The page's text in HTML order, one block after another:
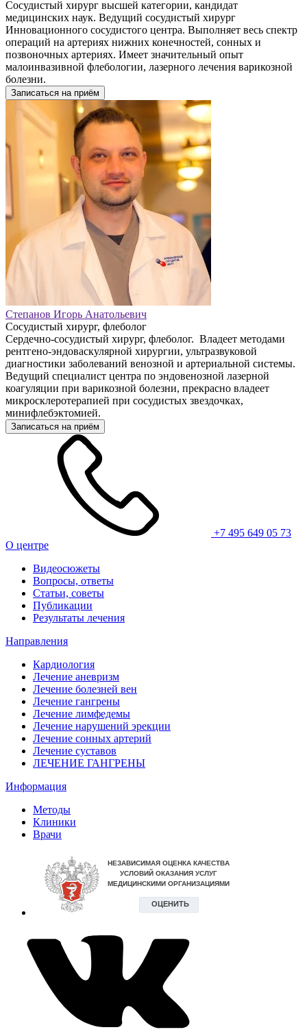
Сосудистый хирург высшей категории, кандидат
медицинских наук. Ведущий сосудистый хирург
Инновационного сосудистого центра. Выполняет весь спектр
операций на артериях нижних конечностей, сонных и
позвоночных артериях. Имеет значительный опыт
малоинвазивной флебологии, лазерного лечения варикозной
болезни.
Записаться на приём
Степанов Игорь Анатольевич
Сосудистый хирург, флеболог
Сердечно-сосудистый хирург, флеболог. Владеет методами
рентгено-эндоваскулярной хирургии, ультразвуковой
диагностики заболеваний венозной и артериальной системы.
Ведущий специалист центра по эндовенозной лазерной
коагуляции при варикозной болезни, прекрасно владеет
микросклеротерапией при сосудистых звездочках,
минифлебэктомией.
Записаться на приём
+7 495 649 05 73
О центре
Видеосюжеты
Вопросы, ответы
Статьи, советы
Публикации
Результаты лечения
Направления
Кардиология
Лечение аневризм
Лечение болезней вен
Лечение гангрены
Лечение лимфедемы
Лечение нарушений эрекции
Лечение сонных артерий
Лечение суставов
ЛЕЧЕНИЕ ГАНГРЕНЫ
Информация
Методы
Клиники
Врачи